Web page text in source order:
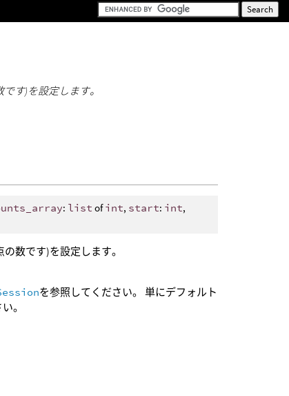
す)を設定します。
: list ofint, start: int,
数です)を設定します。
を参照してください。 単にデフォルト
。